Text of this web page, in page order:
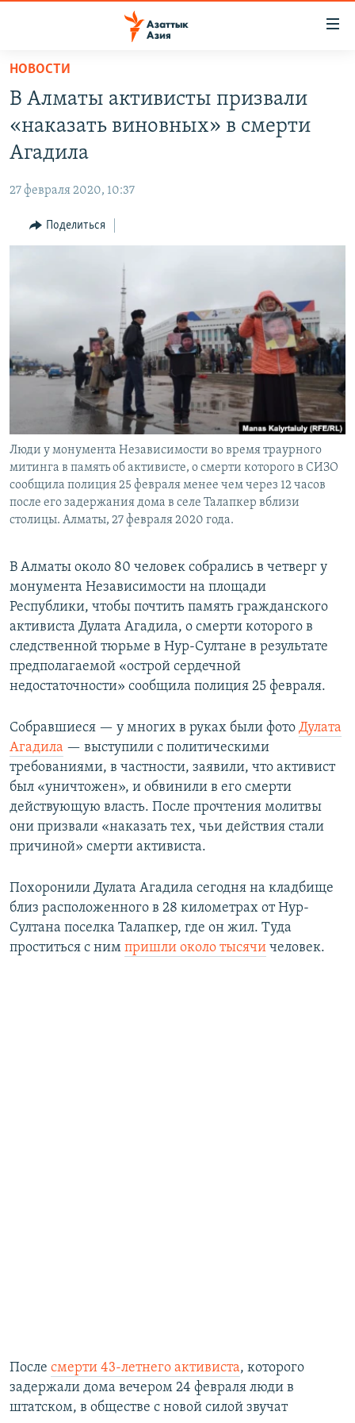
Вернуться
основному
содержанию
Вернутся
главной
навигации
Вернутся
ТАДЖИКИСТАН
ВОЙНА В УКРАИНЕ
ҚАЗАҚША
КЫРГЫЗЧА
Все сайты РСЕ/РС
НОВОСТИ
В Алматы активисты призвали
«наказать виновных» в смерти
Агадила
27 февраля 2020, 10:37
Поделиться
Люди у монумента Независимости во время траурного
митинга в память об активисте, о смерти которого в СИЗО
сообщила полиция 25 февраля менее чем через 12 часов
после его задержания дома в селе Талапкер вблизи
столицы. Алматы, 27 февраля 2020 года.
В Алматы около 80 человек собрались в четверг у
монумента Независимости на площади
Республики, чтобы почтить память гражданского
активиста Дулата Агадила, о смерти которого в
следственной тюрьме в Нур-Султане в результате
предполагаемой «острой сердечной
недостаточности» сообщила полиция 25 февраля.
Собравшиеся — у многих в руках были фото Дулата
Агадила — выступили с политическими
требованиями, в частности, заявили, что активист
был «уничтожен», и обвинили в его смерти
действующую власть. После прочтения молитвы
они призвали «наказать тех, чьи действия стали
причиной» смерти активиста.
Похоронили Дулата Агадила сегодня на кладбище
близ расположенного в 28 километрах от Нур-
Султана поселка Талапкер, где он жил. Туда
проститься с ним пришли около тысячи человек.
После смерти 43-летнего активиста, которого
задержали дома вечером 24 февраля люди в
штатском, в обществе с новой силой звучат